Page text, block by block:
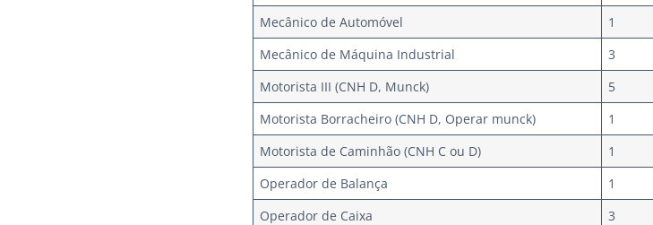
Mecânico de Automóvel
1
Mecânico de Máquina Industrial
3
Motorista III (CNH D, Munck)
5
Motorista Borracheiro (CNH D, Operar munck)
1
Motorista de Caminhão (CNH C ou D)
1
Operador de Balança
1
Operador de Caixa
3